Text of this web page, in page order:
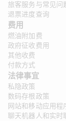
旅客服务与常见问
退票进度查询
费用
燃油附加费
政府征收费用
其他收费
付款方式
法律事宜
私隐政策
数码存根政策
网站和移动应用程
聊天机器人和实时